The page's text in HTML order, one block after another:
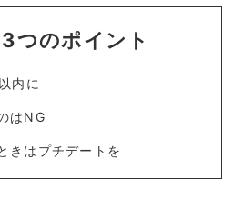
つのポイント
内に
はNG
きはプチデートを